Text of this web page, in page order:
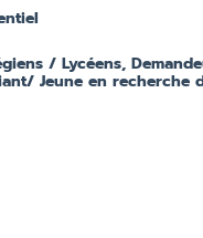
/ Lycéens,
Jeune en recherche